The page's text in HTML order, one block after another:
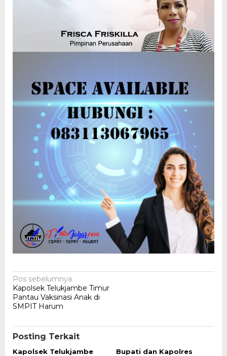
Navigasi
pos
Pos sebelumnya
Kapolsek Telukjambe Timur
Pantau Vaksinasi Anak di
SMPIT Harum
Posting Terkait
Kapolsek Telukjambe
Bupati dan Kapolres